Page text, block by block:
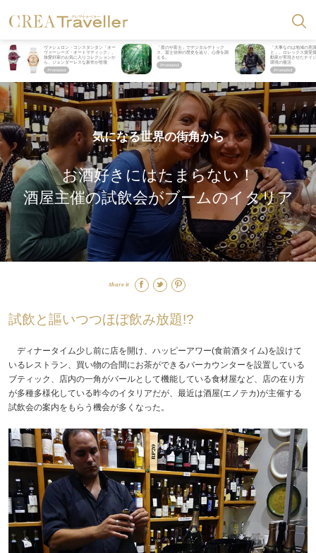
ヴァシュロン・コンスタンタン「オー
ヴァーシーズ・オートマティック」。
旅愛好家のお気に入りコレクションか
ら、ジェンダーレスな新作が登場
「星のや富士」でデジタルデトック
ス。冨士信仰の歴史を辿り、心身を調
える。
「大事なのは地域の意
と」。ロレックス賞受
動家が実現させたナイ
環境の復活
気になる世界の街角から
お酒好きにはたまらない！
酒屋主催の試飲会がブームのイタリア
Share it
試飲と謳いつつほぼ飲み放題!?
ディナータイム少し前に店を開け、ハッピーアワー(食前酒タイム)を設けて
いるレストラン、買い物の合間にお茶ができるバーカウンターを設置している
ブティック、店内の一角がバールとして機能している食材屋など、店の在り方
が多種多様化している昨今のイタリアだが、最近は酒屋(エノテカ)が主催する
試飲会の案内をもらう機会が多くなった。